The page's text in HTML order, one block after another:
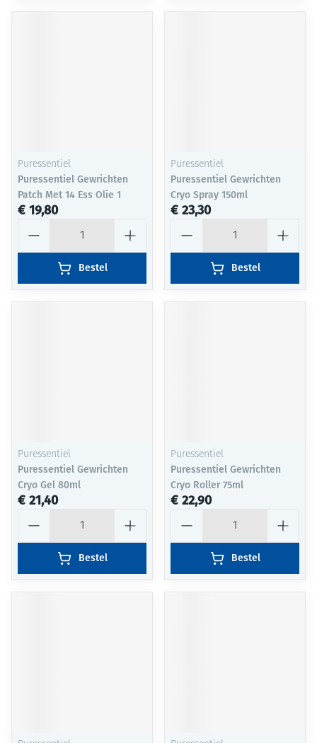
Puressentiel
Puressentiel Gewrichten
Patch Met 14 Ess Olie 1
€ 19,80
Bestel
Puressentiel
Puressentiel Gewrichten
Cryo Spray 150ml
€ 23,30
Bestel
Puressentiel
Puressentiel Gewrichten
Cryo Gel 80ml
€ 21,40
Bestel
Puressentiel
Puressentiel Gewrichten
Cryo Roller 75ml
€ 22,90
Bestel